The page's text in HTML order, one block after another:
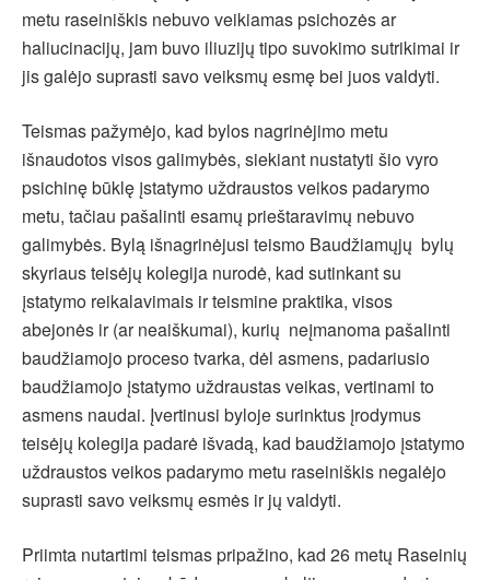
metu raseiniškis nebuvo veikiamas psichozės ar
haliucinacijų, jam buvo iliuzijų tipo suvokimo sutrikimai ir
jis galėjo suprasti savo veiksmų esmę bei juos valdyti.
Teismas pažymėjo, kad bylos nagrinėjimo metu
išnaudotos visos galimybės, siekiant nustatyti šio vyro
psichinę būklę įstatymo uždraustos veikos padarymo
metu, tačiau pašalinti esamų prieštaravimų nebuvo
galimybės. Bylą išnagrinėjusi teismo Baudžiamųjų bylų
skyriaus teisėjų kolegija nurodė, kad sutinkant su
įstatymo reikalavimais ir teismine praktika, visos
abejonės ir (ar neaiškumai), kurių neįmanoma pašalinti
baudžiamojo proceso tvarka, dėl asmens, padariusio
baudžiamojo įstatymo uždraustas veikas, vertinami to
asmens naudai. Įvertinusi byloje surinktus įrodymus
teisėjų kolegija padarė išvadą, kad baudžiamojo įstatymo
uždraustos veikos padarymo metu raseiniškis negalėjo
suprasti savo veiksmų esmės ir jų valdyti.
Priimta nutartimi teismas pripažino, kad 26 metų Raseinių